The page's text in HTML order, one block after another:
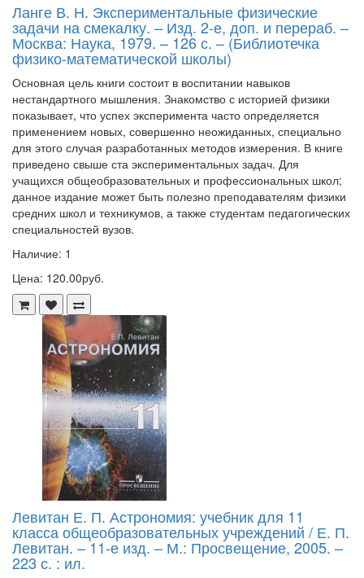
Ланге В. Н. Экспериментальные физические
задачи на смекалку. – Изд. 2-е, доп. и перераб. –
Москва: Наука, 1979. – 126 с. – (Библиотечка
физико-математической школы)
Основная цель книги состоит в воспитании навыков
нестандартного мышления. Знакомство с историей физики
показывает, что успех эксперимента часто определяется
применением новых, совершенно неожиданных, специально
для этого случая разработанных методов измерения. В книге
приведено свыше ста экспериментальных задач. Для
учащихся общеобразовательных и профессиональных школ;
данное издание может быть полезно преподавателям физики
средних школ и техникумов, а также студентам педагогических
специальностей вузов.
Наличие: 1
Цена: 120.00руб.
Левитан Е. П. Астрономия: учебник для 11
класса общеобразовательных учреждений / Е. П.
Левитан. – 11-е изд. – М.: Просвещение, 2005. –
223 с. : ил.